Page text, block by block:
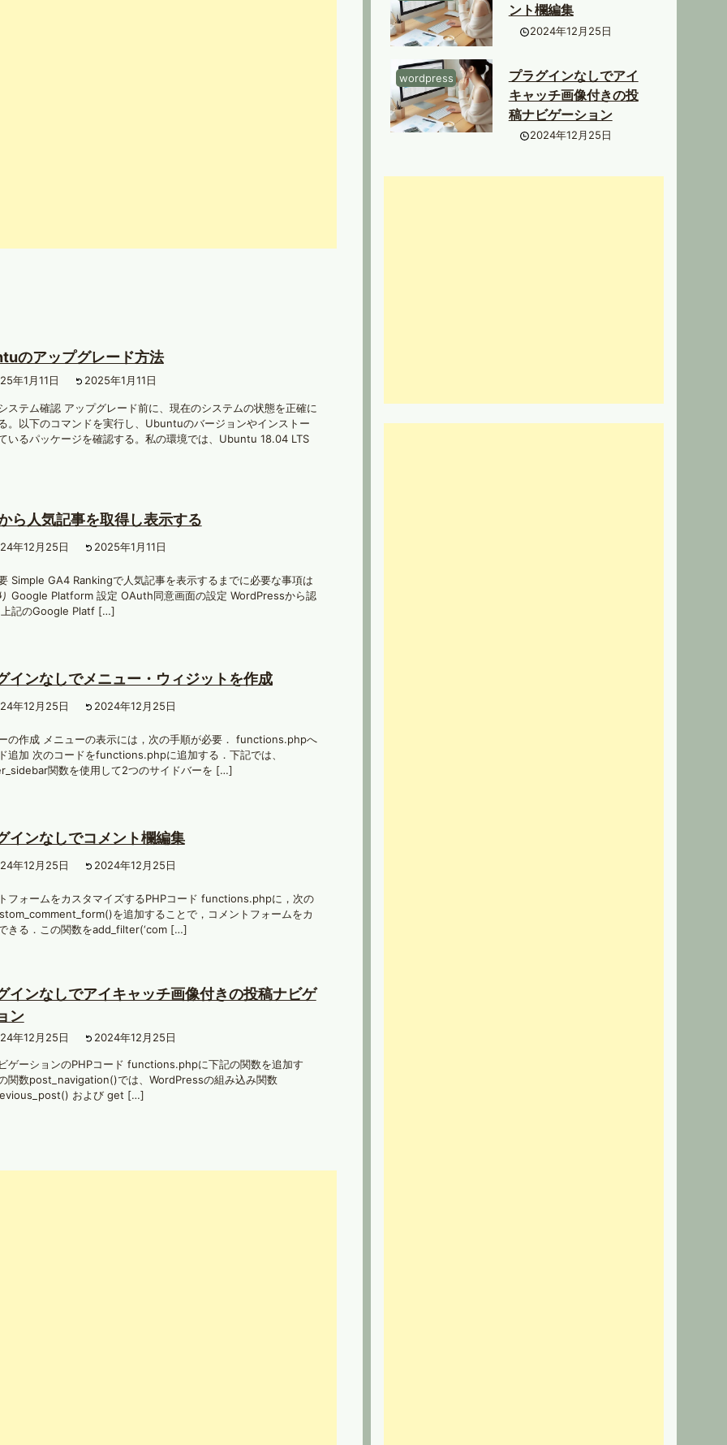
のアップグレード方法
年1月11日 2025年1月11日
ステム確認 アップグレード前に、現在のシステムの状態を正確に
。以下のコマンドを実行し、Ubuntuのバージョンやインストー
いるパッケージを確認する。私の環境では、Ubuntu 18.04 LTS
ら人気記事を取得し表示する
年12月25日 2025年1月11日
Simple GA4 Rankingで人気記事を表示するまでに必要な事項は
Google Platform 設定 OAuth同意画面の設定 WordPressから認
記のGoogle Platf […]
インなしでメニュー・ウィジットを作成
年12月25日 2024年12月25日
の作成 メニューの表示には，次の手順が必要． functions.phpへ
追加 次のコードをfunctions.phpに追加する．下記では、
関数を使用して2つのサイドバーを […]
インなしでコメント欄編集
年12月25日 2024年12月25日
フォームをカスタマイズするPHPコード functions.phpに，次の
を追加することで，コメントフォームをカ
きる．この関数をadd_filter(‘com […]
インなしでアイキャッチ画像付きの投稿ナビゲ
ン
年12月25日 2024年12月25日
ゲーションのPHPコード functions.phpに下記の関数を追加す
関数post_navigation()では、WordPressの組み込み関数
および get […]
ント欄編集
2024年12月25日
wordpress
プラグインなしでアイ
キャッチ画像付きの投
稿ナビゲーション
2024年12月25日